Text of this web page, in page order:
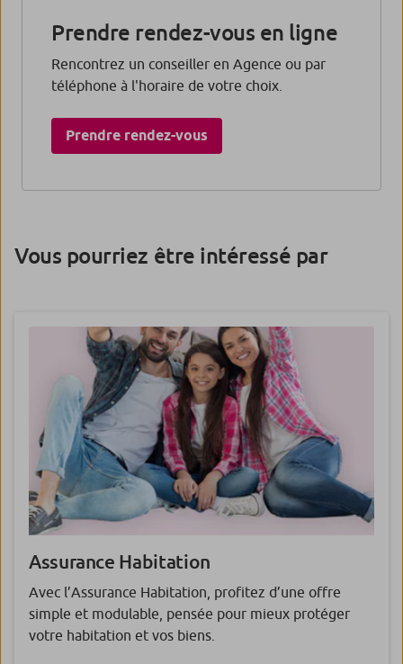
Prendre rendez-vous en ligne
Rencontrez un conseiller en Agence ou par
téléphone à l'horaire de votre choix.
Prendre rendez-vous​
Vous pourriez être intéressé par
Assurance Habitation
Avec l’Assurance Habitation, profitez d’une offre
simple et modulable, pensée pour mieux protéger
votre habitation et vos biens.